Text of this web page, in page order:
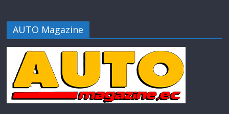
AUTO Magazine